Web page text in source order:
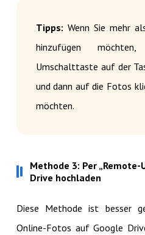
Tipps: Wenn Sie mehr
hinzufügen
Umschalttaste auf der
und dann auf die Fotos
möchten.
Methode 3: Per
Drive hochladen
Diese Methode ist besser
Online-Fotos auf Google